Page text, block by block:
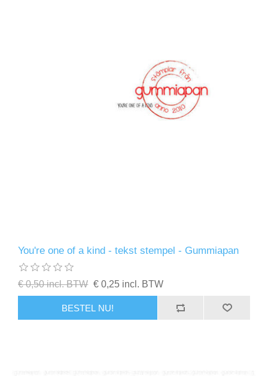
You're one of a kind - tekst stempel - Gummiapan
€ 0,50 incl. BTW € 0,25 incl. BTW
BESTEL NU!